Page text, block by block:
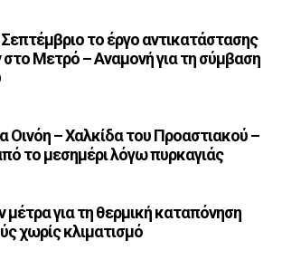
Σεπτέμβριο το έργο αντικατάστασης
στο Μετρό – Αναμονή για τη σύμβαση
Οινόη – Χαλκίδα του Προαστιακού –
το μεσημέρι λόγω πυρκαγιάς
μέτρα για τη θερμική καταπόνηση
χωρίς κλιματισμό